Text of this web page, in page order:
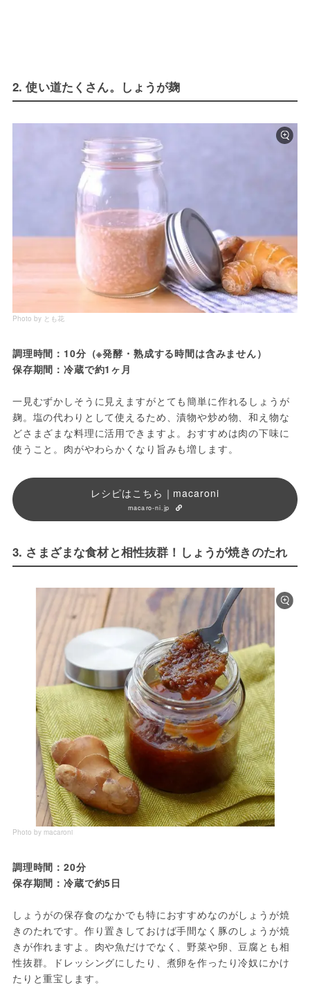
2. 使い道たくさん。しょうが麹
Photo by とも花
調理時間：10分（※発酵・熟成する時間は含みません）
保存期間：冷蔵で約1ヶ月
一見むずかしそうに見えますがとても簡単に作れるしょうが
麹。塩の代わりとして使えるため、漬物や炒め物、和え物な
どさまざまな料理に活用できますよ。おすすめは肉の下味に
使うこと。肉がやわらかくなり旨みも増します。
レシピはこちら｜macaroni
macaro-ni.jp
3. さまざまな食材と相性抜群！しょうが焼きのたれ
Photo by macaroni
調理時間：20分
保存期間：冷蔵で約5日
しょうがの保存食のなかでも特におすすめなのがしょうが焼
きのたれです。作り置きしておけば手間なく豚のしょうが焼
きが作れますよ。肉や魚だけでなく、野菜や卵、豆腐とも相
性抜群。ドレッシングにしたり、煮卵を作ったり冷奴にかけ
たりと重宝します。